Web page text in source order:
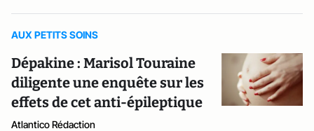
AUX PETITS SOINS
Dépakine : Marisol Touraine
diligente une enquête sur les
effets de cet anti-épileptique
Atlantico Rédaction